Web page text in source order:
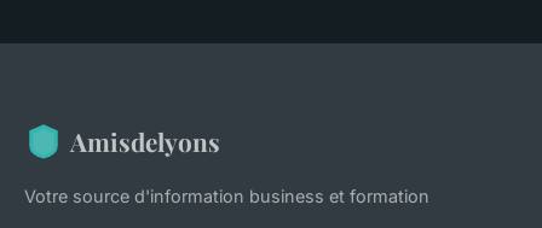
Amisdelyons
Votre source d'information business et formation